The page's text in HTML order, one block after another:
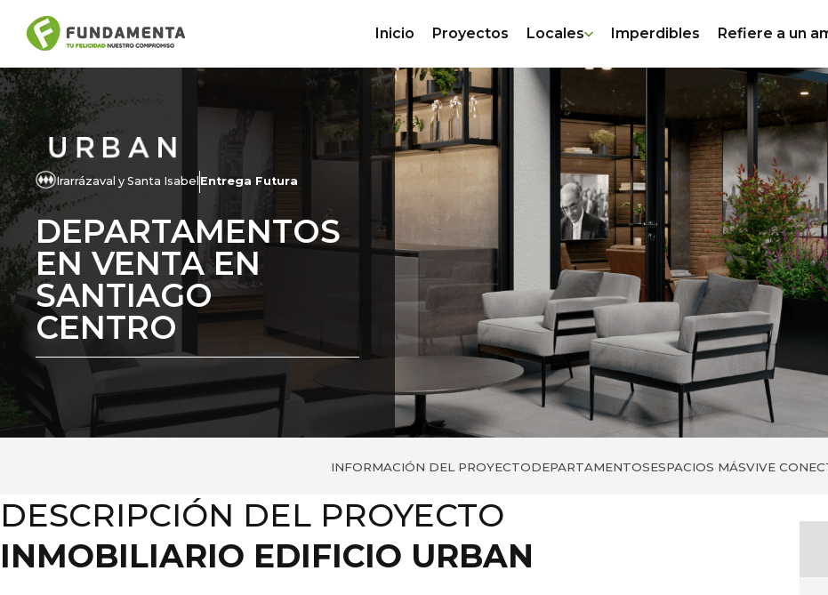
Inicio Proyectos Locales Imperdibles Refiere a un
Irarrázaval y Santa Isabel Entrega Futura
DEPARTAMENTOS
EN VENTA EN
SANTIAGO
CENTRO
INFORMACIÓN DEL PROYECTODEPARTAMENTOSESPACIOS MÁSVIVE
DESCRIPCIÓN DEL PROYECTO
INMOBILIARIO EDIFICIO URBAN